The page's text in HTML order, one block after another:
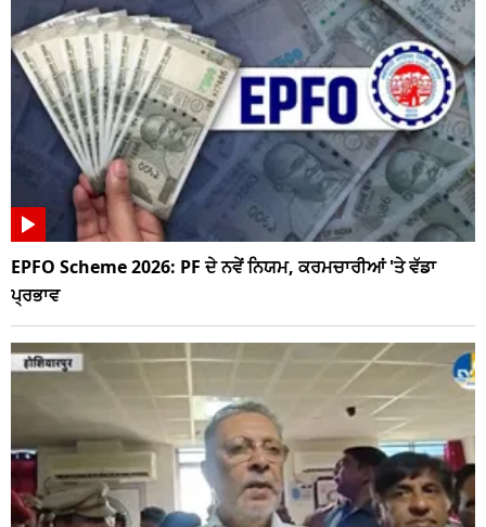
EPFO Scheme 2026: PF ਦੇ ਨਵੇਂ ਨਿਯਮ, ਕਰਮਚਾਰੀਆਂ 'ਤੇ ਵੱਡਾ
ਪ੍ਰਭਾਵ